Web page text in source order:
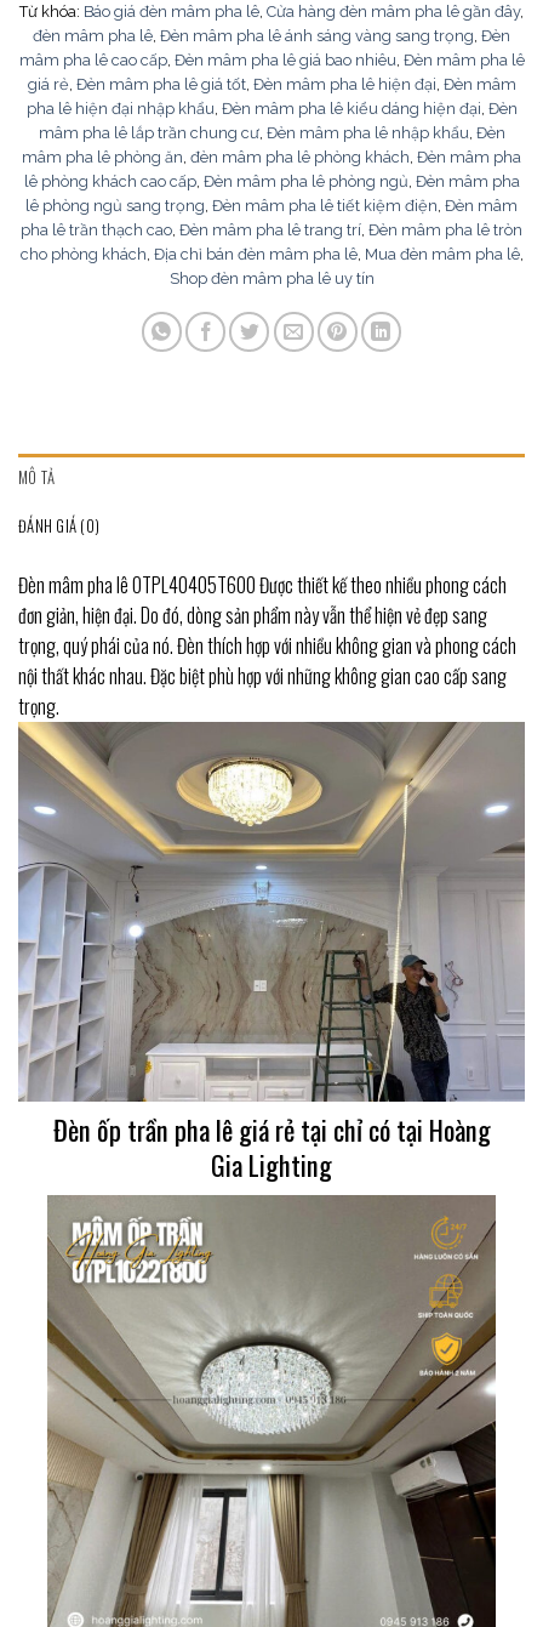
Từ khóa: Báo giá đèn mâm pha lê Cửa hàng đèn mâm pha lê gần đây,
đèn mâm pha lê Đèn mâm pha lê ánh sáng vàng sang trọng Đèn
mâm pha lê cao cấp, Đèn mâm pha lê giá bao nhiêu Đèn mâm pha lê
giá rẻ Đèn mâm pha lê giá tốt, Đèn mâm pha lê hiện đại Đèn mâm
pha lê hiện đại nhập khẩu Đèn mâm pha lê kiểu dáng hiện đại Đèn
mâm pha lê lắp trần chung cư, Đèn mâm pha lê nhập khẩu Đèn
mâm pha lê phòng ăn đèn mâm pha lê phòng khách Đèn mâm pha
lê phòng khách cao cấp, Đèn mâm pha lê phòng ngủ Đèn mâm pha
lê phòng ngủ sang trọng Đèn mâm pha lê tiết kiệm điện Đèn mâm
pha lê trần thạch cao Đèn mâm pha lê trang trí Đèn mâm pha lê tròn
cho phòng khách Địa chỉ bán đèn mâm pha lê, Mua đèn mâm pha lê,
Shop đèn mâm pha lê uy tín
MÔ TẢ
ĐÁNH GIÁ (0)
Đèn mâm pha lê OTPL40405T600 Được thiết kế theo nhiều phong cách
đơn giản, hiện đại. Do đó, dòng sản phẩm này vẫn thể hiện vẻ đẹp sang
trọng, quý phái của nó. Đèn thích hợp với nhiều không gian và phong cách
nội thất khác nhau. Đặc biệt phù hợp với những không gian cao cấp sang
trọng.
Đèn ốp trần pha lê giá rẻ tại chỉ có tại Hoàng
Gia Lighting